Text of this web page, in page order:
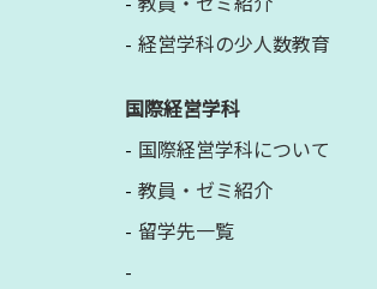
経営学科の少人数教育
国際経営学科
国際経営学科について
教員・ゼミ紹介
留学先一覧